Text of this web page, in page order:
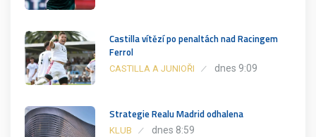
Castilla vítězí po penaltách nad Racingem
Ferrol
CASTILLA A JUNIOŘI dnes 9:09
Strategie Realu Madrid odhalena
KLUB dnes 8:59